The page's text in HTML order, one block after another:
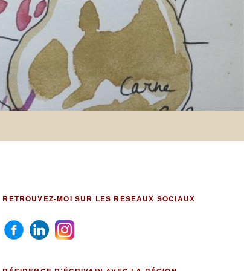
RETROUVEZ-MOI SUR LES RÉSEAUX SOCIAUX